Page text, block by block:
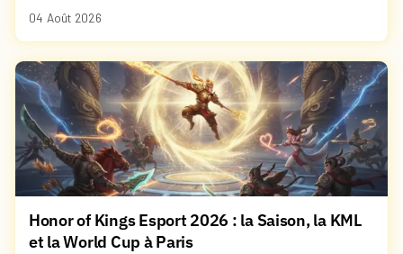
04 Août 2026
Honor of Kings Esport 2026 : la Saison, la KML
et la World Cup à Paris